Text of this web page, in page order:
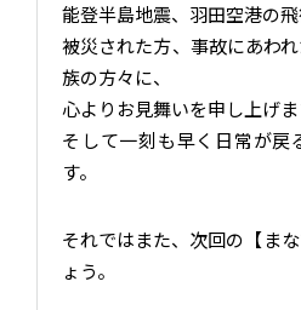
能登半島地震、羽田空港の飛
被災された方、事故にあわ
族の方々に、
心よりお見舞いを申し上げま
そして一刻も早く日常が戻
す。
それではまた、次回の【ま
ょう。